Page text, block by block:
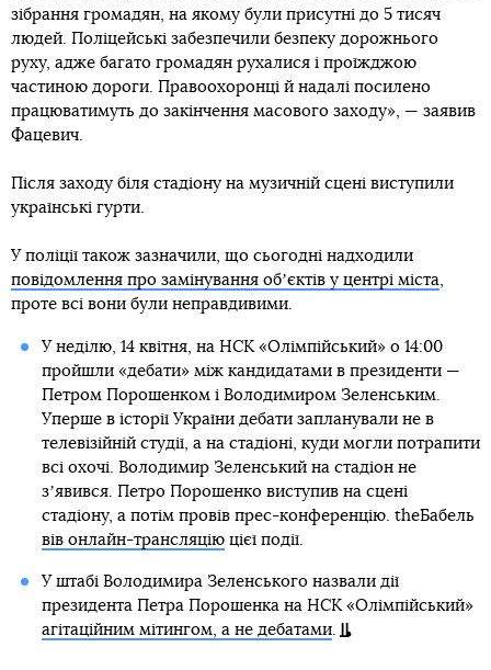
зібрання громадян, на якому були присутні до 5 тисяч
людей. Поліцейські забезпечили безпеку дорожнього
руху, адже багато громадян рухалися і проїжджою
частиною дороги. Правоохоронці й надалі посилено
працюватимуть до закінчення масового заходу», — заявив
Фацевич.
Після заходу біля стадіону на музичній сцені виступили
українські гурти.
У поліції також зазначили, що сьогодні надходили
повідомлення про замінування обʼєктів у центрі міста,
проте всі вони були неправдивими.
У неділю, 14 квітня, на НСК «Олімпійський» о 14:00
пройшли «дебати» між кандидатами в президенти —
Петром Порошенком і Володимиром Зеленським.
Уперше в історії України дебати запланували не в
телевізійній студії, а на стадіоні, куди могли потрапити
всі охочі. Володимир Зеленський на стадіон не
зʼявився. Петро Порошенко виступив на сцені
стадіону, а потім провів прес-конференцію. theБабель
вів онлайн-трансляціюцієї події.
У штабі Володимира Зеленського назвали дії
президента Петра Порошенка на НСК «Олімпійський»
агітаційним мітингом, а не дебатами.